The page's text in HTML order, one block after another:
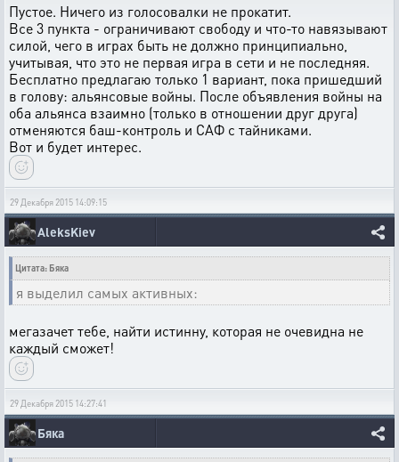
Пустое. Ничего из голосовалки не прокатит.
Все 3 пункта - ограничивают свободу и что-то навязывают
силой, чего в играх быть не должно принципиально,
учитывая, что это не первая игра в сети и не последняя.
Бесплатно предлагаю только 1 вариант, пока пришедший
в голову: альянсовые войны. После объявления войны на
оба альянса взаимно (только в отношении друг друга)
отменяются баш-контроль и САФ с тайниками.
Вот и будет интерес.
29 Декабря 2015 14:09:15
AleksKiev
Цитата: Бяка
я выделил самых активных:
мегазачет тебе, найти истинну, которая не очевидна не
каждый сможет!
29 Декабря 2015 14:27:41
Бяка